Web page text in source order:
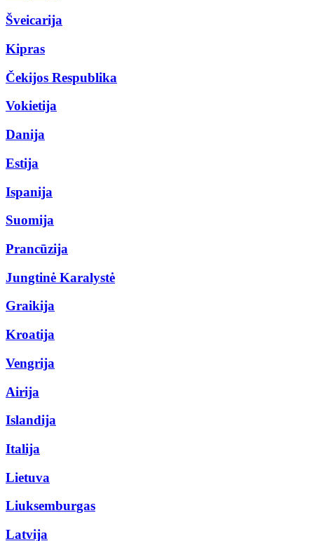
Šveicarija
Kipras
Čekijos Respublika
Vokietija
Danija
Estija
Ispanija
Suomija
Prancūzija
Jungtinė Karalystė
Graikija
Kroatija
Vengrija
Airija
Islandija
Italija
Lietuva
Liuksemburgas
Latvija